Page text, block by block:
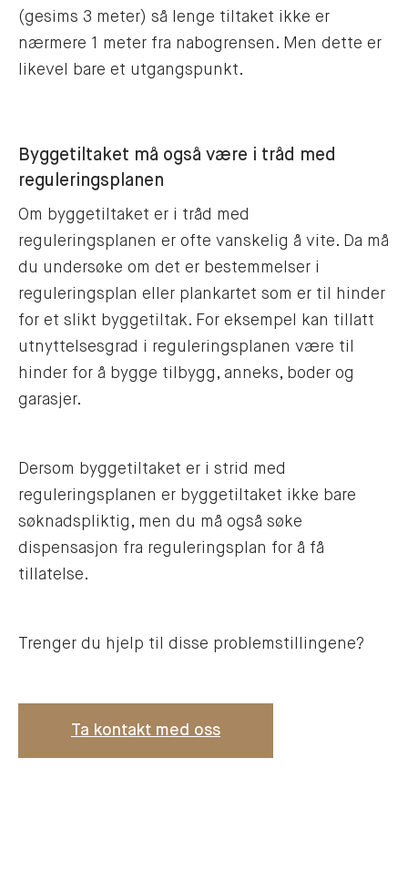
(gesims 3 meter) så lenge tiltaket ikke er
nærmere 1 meter fra nabogrensen. Men dette er
likevel bare et utgangspunkt.
Byggetiltaket må også være i tråd med
reguleringsplanen
Om byggetiltaket er i tråd med
reguleringsplanen er ofte vanskelig å vite. Da må
du undersøke om det er bestemmelser i
reguleringsplan eller plankartet som er til hinder
for et slikt byggetiltak. For eksempel kan tillatt
utnyttelsesgrad i reguleringsplanen være til
hinder for å bygge tilbygg, anneks, boder og
garasjer.
Dersom byggetiltaket er i strid med
reguleringsplanen er byggetiltaket ikke bare
søknadspliktig, men du må også søke
dispensasjon fra reguleringsplan for å få
tillatelse.
Trenger du hjelp til disse problemstillingene?
Ta kontakt med oss